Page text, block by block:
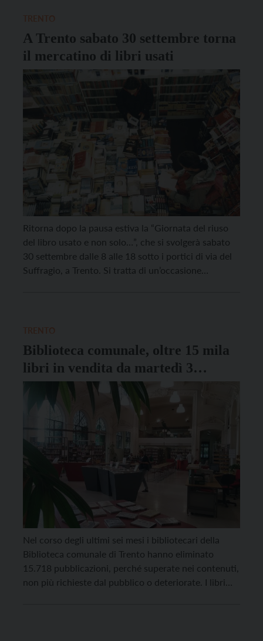
A Trento sabato 30 settembre torna
il mercatino di libri usati
Ritorna dopo la pausa estiva la “Giornata del riuso
del libro usato e non solo…”, che si svolgerà sabato
30 settembre dalle 8 alle 18 sotto i portici di via del
Suffragio, a Trento. Si tratta di un’occasione
Biblioteca comunale, oltre 15 mila
libri in vendita da martedì 3
maggio
Nel corso degli ultimi sei mesi i bibliotecari della
Biblioteca comunale di Trento hanno eliminato
15.718 pubblicazioni, perché superate nei contenuti,
non più richieste dal pubblico o deteriorate. I libri